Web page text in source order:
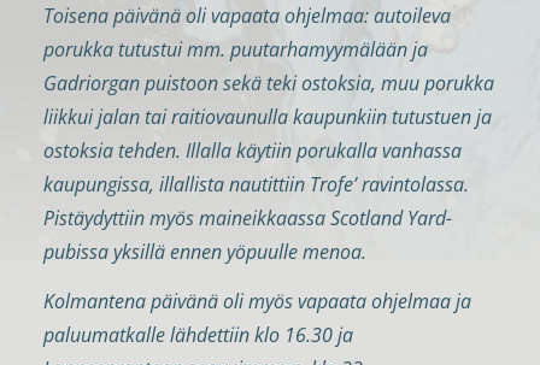
Toisena päivänä oli vapaata ohjelmaa: autoileva
porukka tutustui mm. puutarhamyymälään ja
Gadriorgan puistoon sekä teki ostoksia, muu porukka
liikkui jalan tai raitiovaunulla kaupunkiin tutustuen ja
ostoksia tehden. Illalla käytiin porukalla vanhassa
kaupungissa, illallista nautittiin Trofe’ ravintolassa.
Pistäydyttiin myös maineikkaassa Scotland Yard-
pubissa yksillä ennen yöpuulle menoa.
Kolmantena päivänä oli myös vapaata ohjelmaa ja
paluumatkalle lähdettiin klo 16.30 ja